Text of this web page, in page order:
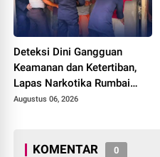
Deteksi Dini Gangguan
Keamanan dan Ketertiban,
Lapas Narkotika Rumbai
Gelar Razia Rutin Blok
Augustus 06, 2026
KOMENTAR 0